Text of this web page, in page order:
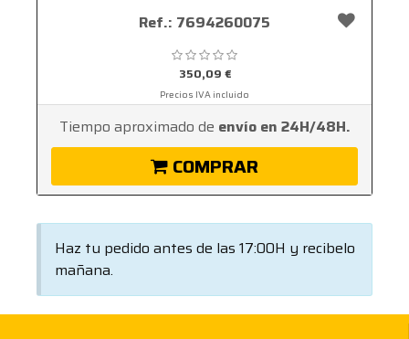
transmitir fuerzas elevadas. De este modo, con
pares de marcha en vacío bajos, se realizan al
mismo tiempo pares de rotura altos. El apriete se
realiza con ayuda de un tornillo hexagonal
ranurado de 7 mm. Aplicación: Indicada para
conexiones de agua refrigerante, conductos de
combustible sin presión y sometidos a presión y
purgas, conductos de aceite, conductos en la
tubos flexibles en la industria de los vehículos
industriales, así como uniones de conductos en el
ámbito de la sanidad y la construcción de
maquinaria.
Ver mas ...
Ref.: 7694260075
350,09 €
Precios IVA incluido
Tiempo aproximado de envío en 24H/48H.
COMPRAR
Haz tu pedido antes de las 17:00H y recibelo
mañana.